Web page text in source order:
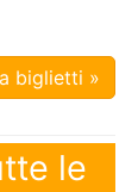
biglietti »
le